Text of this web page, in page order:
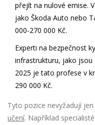
přejít na nulové emise.
jako Škoda Auto nebo
000-270 000 Kč.
Experti na bezpečnost
infrastrukturu, jako jsou
2025 je tato profese v
290 000 Kč.
Tyto pozice nevyžadují
učení. Například